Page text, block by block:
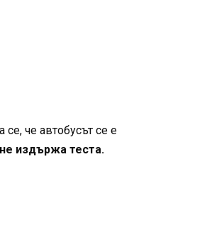
че автобусът се е
издържа теста.